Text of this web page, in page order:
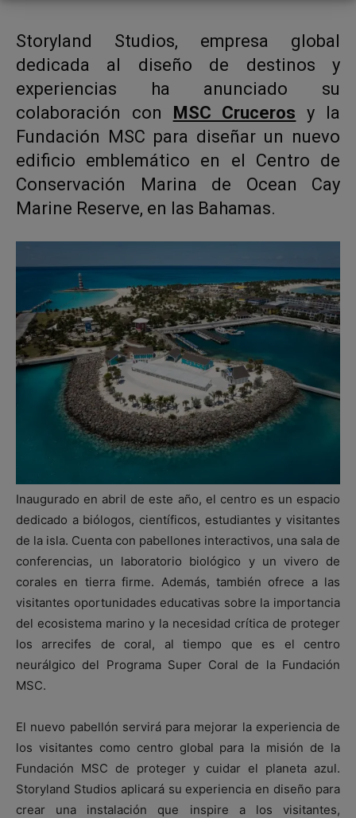
Storyland Studios, empresa global
dedicada al diseño de destinos y
experiencias ha anunciado su
colaboración con MSC Cruceros y la
Fundación MSC para diseñar un nuevo
edificio emblemático en el Centro de
Conservación Marina de Ocean Cay
Marine Reserve, en las Bahamas.
Inaugurado en abril de este año, el centro es un espacio
dedicado a biólogos, científicos, estudiantes y visitantes
de la isla. Cuenta con pabellones interactivos, una sala de
conferencias, un laboratorio biológico y un vivero de
corales en tierra firme. Además, también ofrece a las
visitantes oportunidades educativas sobre la importancia
del ecosistema marino y la necesidad crítica de proteger
los arrecifes de coral, al tiempo que es el centro
neurálgico del Programa Super Coral de la Fundación
MSC.
El nuevo pabellón servirá para mejorar la experiencia de
los visitantes como centro global para la misión de la
Fundación MSC de proteger y cuidar el planeta azul.
Storyland Studios aplicará su experiencia en diseño para
crear una instalación que inspire a los visitantes,